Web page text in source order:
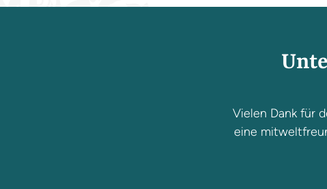
Vielen Dank für
eine